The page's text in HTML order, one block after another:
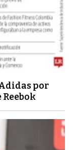
por